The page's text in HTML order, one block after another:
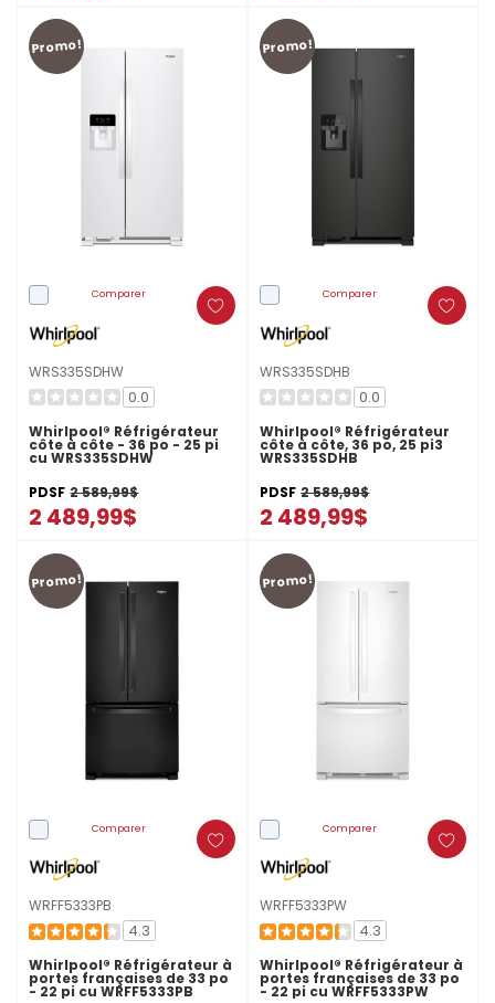
Promo!
Comparer
WRS335SDHW
0.0
Whirlpool® Réfrigérateur
côte à côte - 36 po - 25 pi
cu WRS335SDHW
PDSF 2 589,99$
2 489,99$
Promo!
Comparer
WRS335SDHB
0.0
Whirlpool® Réfrigérateur
côte à côte, 36 po, 25 pi3
WRS335SDHB
PDSF 2 589,99$
2 489,99$
Promo!
Comparer
WRFF5333PB
4.3
Whirlpool® Réfrigérateur à
portes françaises de 33 po
- 22 pi cu WRFF5333PB
Promo!
Comparer
WRFF5333PW
4.3
Whirlpool® Réfrigérateur à
portes françaises de 33 po
- 22 pi cu WRFF5333PW